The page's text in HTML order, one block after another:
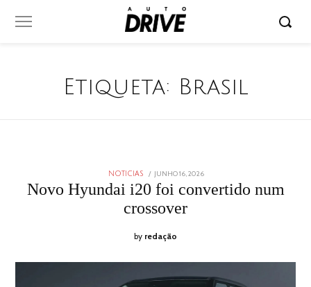
Etiqueta: Brasil
NOTICIAS
POSTED
ON
JUNHO 16, 2026
2026
Novo Hyundai i20 foi convertido num
crossover
by redação